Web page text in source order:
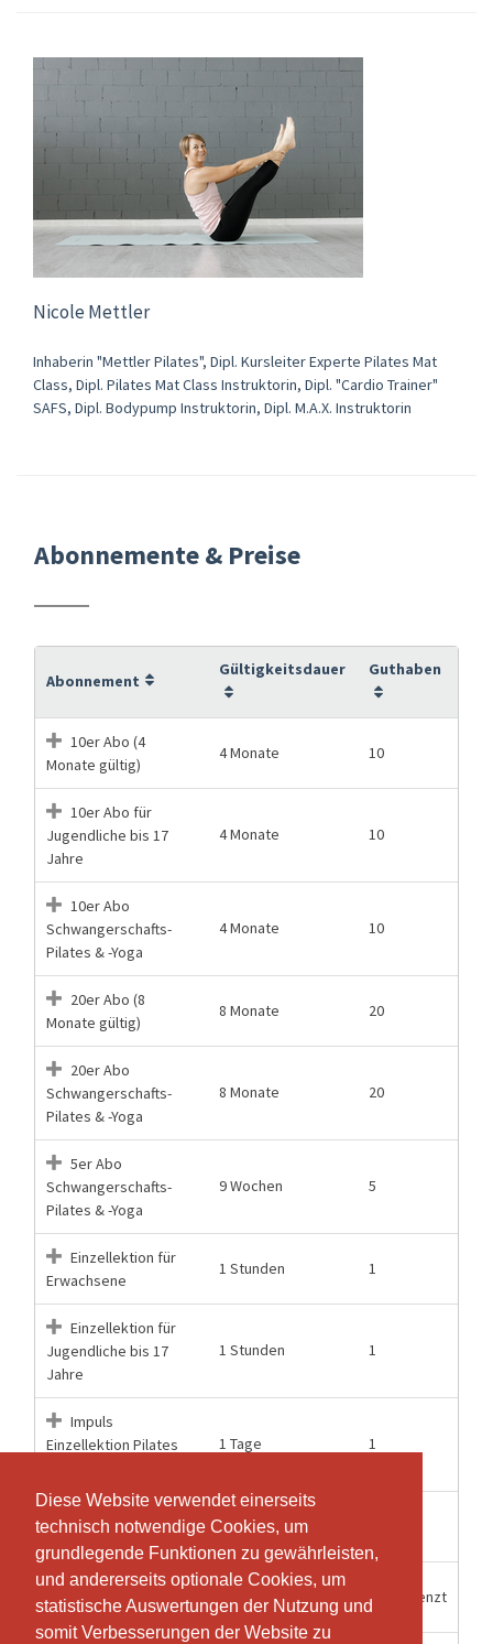
Diese Website verwendet einerseits
technisch notwendige Cookies, um
grundlegende Funktionen zu gewährleisten,
und andererseits optionale Cookies, um
statistische Auswertungen der Nutzung und
somit Verbesserungen der Website zu
Diese Website verwendet einerseits
technisch notwendige Cookies, um
grundlegende Funktionen zu gewährleisten,
und andererseits optionale Cookies, um
statistische Auswertungen der Nutzung und
somit Verbesserungen der Website zu
Nicole Mettler
Inhaberin "Mettler Pilates", Dipl. Kursleiter Experte Pilates Mat
Class, Dipl. Pilates Mat Class Instruktorin, Dipl. "Cardio Trainer"
SAFS, Dipl. Bodypump Instruktorin, Dipl. M.A.X. Instruktorin
Abonnemente & Preise
Abonnement
Gültigkeitsdauer Guthaben
10er Abo (4
Monate gültig)
4 Monate 10
10er Abo für
Jugendliche bis 17
Jahre
4 Monate 10
10er Abo
Schwangerschafts-
Pilates & -Yoga
4 Monate 10
20er Abo (8
Monate gültig)
8 Monate 20
20er Abo
Schwangerschafts-
Pilates & -Yoga
8 Monate 20
5er Abo
Schwangerschafts-
Pilates & -Yoga
9 Wochen 5
Einzellektion für
Erwachsene
1 Stunden 1
Einzellektion für
Jugendliche bis 17
Jahre
1 Stunden 1
Impuls
Einzellektion Pilates
1 Tage 1
Jahresabo (70
Lektionen)
12 Monate
Jahresabo
unbegrenzt
12 Monate Unbegrenzt